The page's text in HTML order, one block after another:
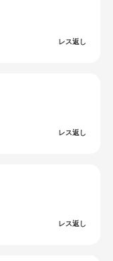
レス返し
レス返し
レス返し